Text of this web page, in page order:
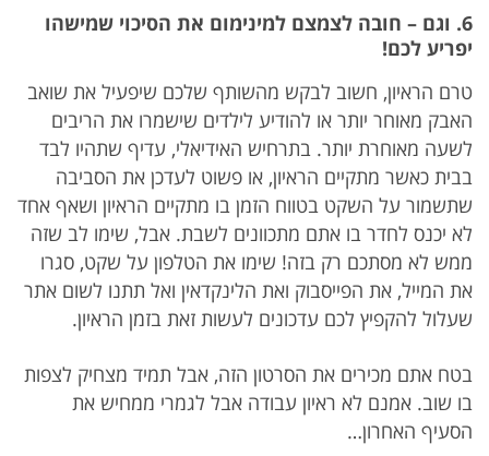
6. וגם – חובה לצמצם למינימום את הסיכוי שמישהו
יפריע לכם!
טרם הראיון, חשוב לבקש מהשותף שלכם שיפעיל את שואב
האבק מאוחר יותר או להודיע לילדים שישמרו את הריבים
לשעה מאוחרת יותר. בתרחיש האידיאלי, עדיף שתהיו לבד
בבית כאשר מתקיים הראיון, או פשוט לעדכן את הסביבה
שתשמור על השקט בטווח הזמן בו מתקיים הראיון ושאף אחד
לא יכנס לחדר בו אתם מתכוונים לשבת. אבל, שימו לב שזה
ממש לא מסתכם רק בזה! שימו את הטלפון על שקט, סגרו
את המייל, את הפייסבוק ואת הלינקדאין ואל תתנו לשום אתר
שעלול להקפיץ לכם עדכונים לעשות זאת בזמן הראיון.
בטח אתם מכירים את הסרטון הזה, אבל תמיד מצחיק לצפות
בו שוב. אמנם לא ראיון עבודה אבל לגמרי ממחיש את
הסעיף האחרון…